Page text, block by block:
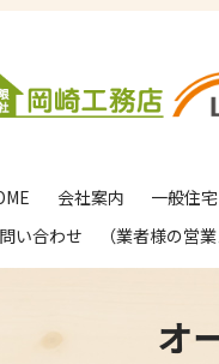
会社案内 一般住
い合わせ （業者様の営業
オ